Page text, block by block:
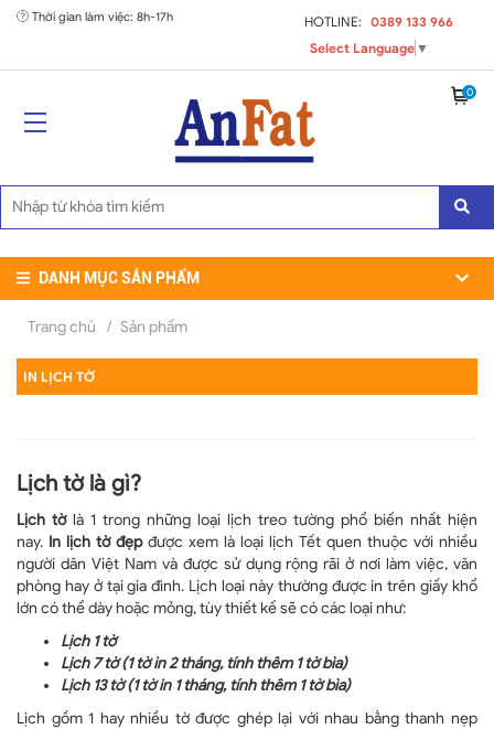
Thời gian làm việc: 8h-17h HOTLINE:
0389 133 966
Select Language ▼
0
DANH MỤC SẢN PHẨM
Trang chủ / Sản phẩm
IN LỊCH TỜ
Lịch tờ là gì?
Lịch tờlà 1 trong những loại lịch treo tường phổ biến nhất hiện
nay. In lịch tờ đẹpđược xem là loại lịch Tết quen thuộc với nhiều
người dân Việt Nam và được sử dụng rộng rãi ở nơi làm việc, văn
phòng hay ở tại gia đình. Lịch loại này thường được in trên giấy khổ
lớn có thể dày hoặc mỏng, tùy thiết kế sẽ có các loại như:
Lịch 1 tờ
Lịch 7 tờ (1 tờ in 2 tháng, tính thêm 1 tờ bìa)
Lịch 13 tờ (1 tờ in 1 tháng, tính thêm 1 tờ bìa)
Lịch gồm 1 hay nhiều tờ được ghép lại với nhau bằng thanh nẹp